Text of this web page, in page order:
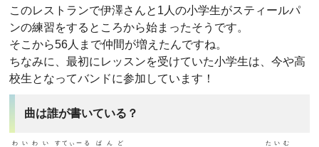
このレストランで伊澤さんと1人の小学生がスティールパ
ンの練習をするところから始まったそうです。
そこから56人まで仲間が増えたんですね。
ちなみに、最初にレッスンを受けていた小学生は、今や高
校生となってバンドに参加しています！
曲は誰が書いている？
わいわい すてぃーる ばんど たいむ